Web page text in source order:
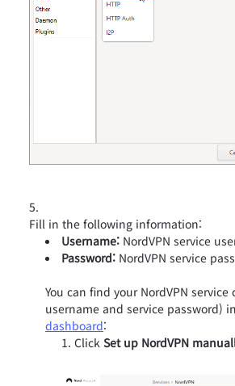
Fill in the following information:
Username: NordVPN service
Password: NordVPN service
You can find your NordVPN
username and service password)
dashboard:
Click Set up NordVPN